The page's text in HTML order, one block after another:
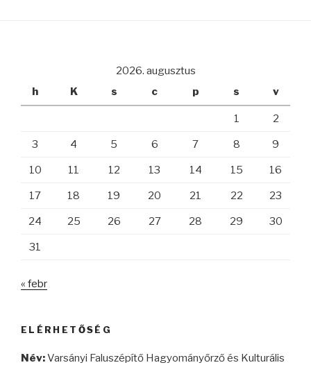
2026. augusztus
h
K s c p s v
1 2
3 4 5 6 7 8 9
10 11 12 13 14 15 16
17 18 19 20 21 22 23
24 25 26 27 28 29 30
31
« febr
ELÉRHETŐSÉG
Név:Varsányi Faluszépítő Hagyományőrző és Kulturális